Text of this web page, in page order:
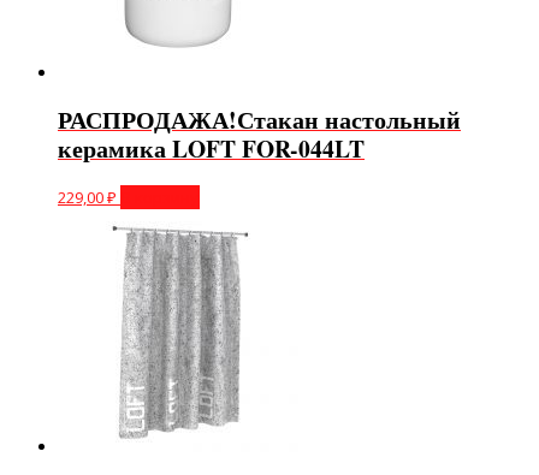
РАСПРОДАЖА!Стакан настольный
керамика LOFT FOR-044LT
229,00₽